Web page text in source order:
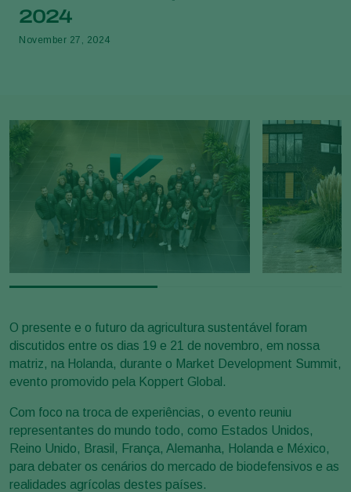
2024
November 27, 2024
O presente e o futuro da agricultura sustentável foram
discutidos entre os dias 19 e 21 de novembro, em nossa
matriz, na Holanda, durante o Market Development Summit,
evento promovido pela Koppert Global.
Com foco na troca de experiências, o evento reuniu
representantes do mundo todo, como Estados Unidos,
Reino Unido, Brasil, França, Alemanha, Holanda e México,
para debater os cenários do mercado de biodefensivos e as
realidades agrícolas destes países.